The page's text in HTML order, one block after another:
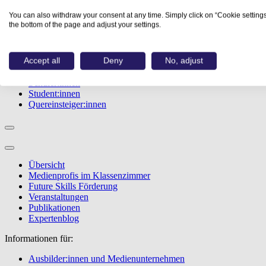
Studiengänge
Events
Berufstest
Informationen für:
Student:innen
Quereinsteiger:innen
Übersicht
Medienprofis im Klassenzimmer
Future Skills Förderung
Veranstaltungen
Publikationen
Expertenblog
Informationen für:
Ausbilder:innen und Medienunternehmen
You can also withdraw your consent at any time. Simply click on “Cookie
the bottom of the page and adjust your settings.
Accept all Deny No, adjust